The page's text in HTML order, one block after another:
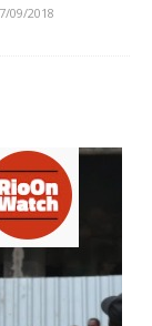
09/2018